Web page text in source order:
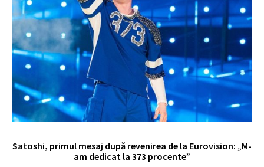
Satoshi, primul mesaj după revenirea de la Eurovision: „M-
am dedicat la 373 procente”